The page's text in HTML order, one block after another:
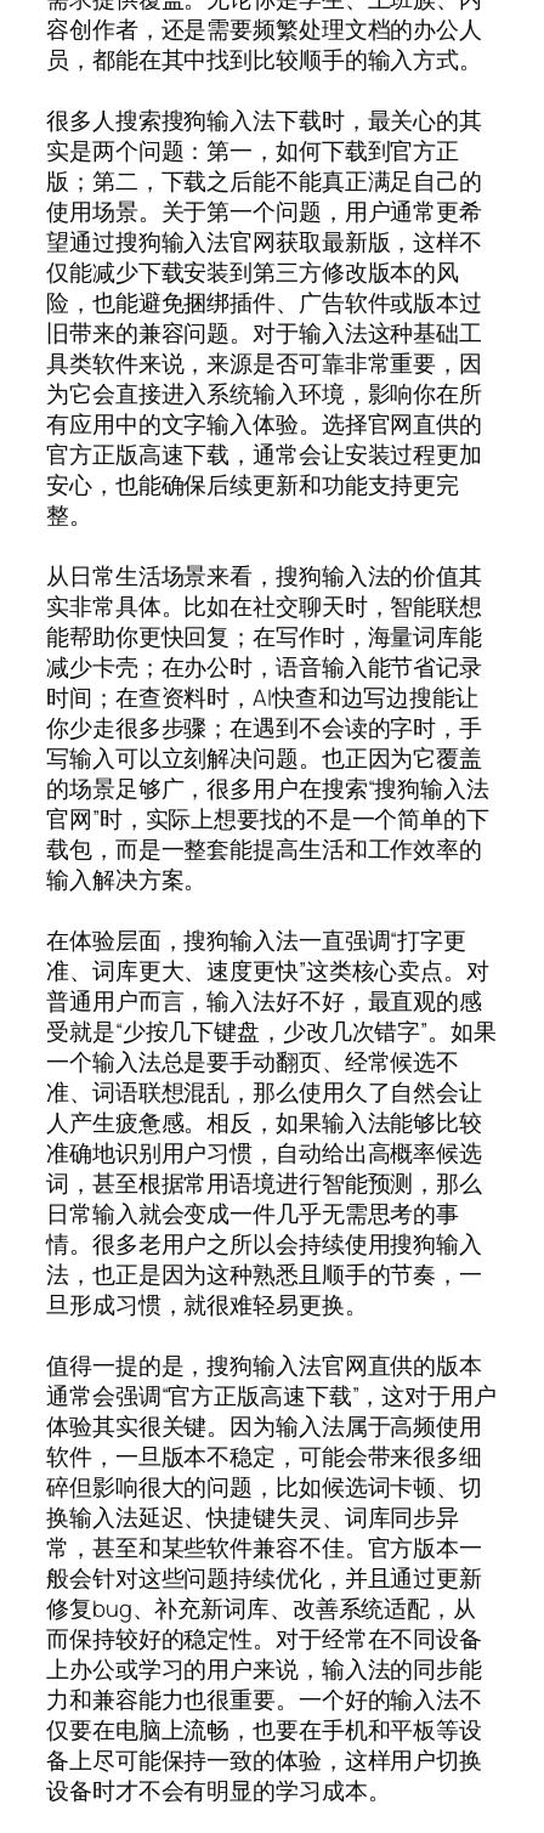
容创作者，还是需要频繁处理文档的办公人
员，都能在其中找到比较顺手的输入方式。
很多人搜索搜狗输入法下载时，最关心的其
实是两个问题：第一，如何下载到官方正
版；第二，下载之后能不能真正满足自己的
使用场景。关于第一个问题，用户通常更希
望通过搜狗输入法官网获取最新版，这样不
仅能减少下载安装到第三方修改版本的风
险，也能避免捆绑插件、广告软件或版本过
旧带来的兼容问题。对于输入法这种基础工
具类软件来说，来源是否可靠非常重要，因
为它会直接进入系统输入环境，影响你在所
有应用中的文字输入体验。选择官网直供的
官方正版高速下载，通常会让安装过程更加
安心，也能确保后续更新和功能支持更完
整。
从日常生活场景来看，搜狗输入法的价值其
实非常具体。比如在社交聊天时，智能联想
能帮助你更快回复；在写作时，海量词库能
减少卡壳；在办公时，语音输入能节省记录
时间；在查资料时，AI快查和边写边搜能让
你少走很多步骤；在遇到不会读的字时，手
写输入可以立刻解决问题。也正因为它覆盖
的场景足够广，很多用户在搜索“搜狗输入法
官网”时，实际上想要找的不是一个简单的下
载包，而是一整套能提高生活和工作效率的
输入解决方案。
在体验层面，搜狗输入法一直强调“打字更
准、词库更大、速度更快”这类核心卖点。对
普通用户而言，输入法好不好，最直观的感
受就是“少按几下键盘，少改几次错字”。如果
一个输入法总是要手动翻页、经常候选不
准、词语联想混乱，那么使用久了自然会让
人产生疲惫感。相反，如果输入法能够比较
准确地识别用户习惯，自动给出高概率候选
词，甚至根据常用语境进行智能预测，那么
日常输入就会变成一件几乎无需思考的事
情。很多老用户之所以会持续使用搜狗输入
法，也正是因为这种熟悉且顺手的节奏，一
旦形成习惯，就很难轻易更换。
值得一提的是，搜狗输入法官网直供的版本
通常会强调“官方正版高速下载”，这对于用户
体验其实很关键。因为输入法属于高频使用
软件，一旦版本不稳定，可能会带来很多细
碎但影响很大的问题，比如候选词卡顿、切
换输入法延迟、快捷键失灵、词库同步异
常，甚至和某些软件兼容不佳。官方版本一
般会针对这些问题持续优化，并且通过更新
修复bug、补充新词库、改善系统适配，从
而保持较好的稳定性。对于经常在不同设备
上办公或学习的用户来说，输入法的同步能
力和兼容能力也很重要。一个好的输入法不
仅要在电脑上流畅，也要在手机和平板等设
备上尽可能保持一致的体验，这样用户切换
设备时才不会有明显的学习成本。